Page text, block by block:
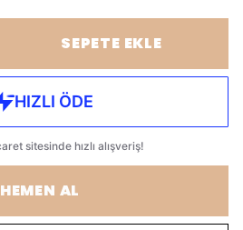
SEPETE EKLE
HEMEN AL